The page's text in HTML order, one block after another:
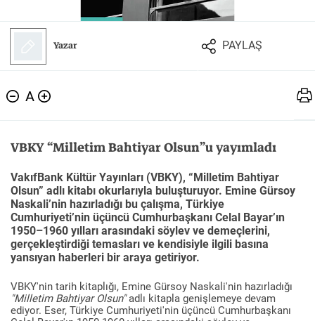
Kesişimler
İnsan ve Toplum
Klasik Bilim
Yazar PAYLAŞ
A
VBKY “Milletim Bahtiyar Olsun”u yayımladı
VakıfBank Kültür Yayınları (VBKY), “Milletim Bahtiyar
Olsun” adlı kitabı okurlarıyla buluşturuyor. Emine Gürsoy
Naskali’nin hazırladığı bu çalışma, Türkiye
Cumhuriyeti’nin üçüncü Cumhurbaşkanı Celal Bayar’ın
1950–1960 yılları arasındaki söylev ve demeçlerini,
gerçekleştirdiği temasları ve kendisiyle ilgili basına
yansıyan haberleri bir araya getiriyor.
VBKY'nin tarih kitaplığı, Emine Gürsoy Naskali'nin hazırladığı
"Milletim Bahtiyar Olsun"adlı kitapla genişlemeye devam
ediyor. Eser, Türkiye Cumhuriyeti'nin üçüncü Cumhurbaşkanı